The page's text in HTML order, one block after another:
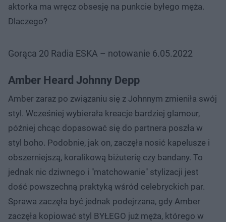
aktorka ma wręcz obsesję na punkcie byłego męża.
Dlaczego?
Gorąca 20 Radia ESKA – notowanie 6.05.2022
Amber Heard Johnny Depp
Amber zaraz po związaniu się z Johnnym zmieniła swój
styl. Wcześniej wybierała kreacje bardziej glamour,
później chcąc dopasować się do partnera poszła w
styl boho. Podobnie, jak on, zaczęła nosić kapelusze i
obszerniejszą, koralikową biżuterię czy bandany. To
jednak nic dziwnego i "matchowanie" stylizacji jest
dość powszechną praktyką wśród celebryckich par.
Sprawa zaczęła być jednak podejrzana, gdy Amber
zaczęła kopiować styl BYŁEGO już męża, którego w